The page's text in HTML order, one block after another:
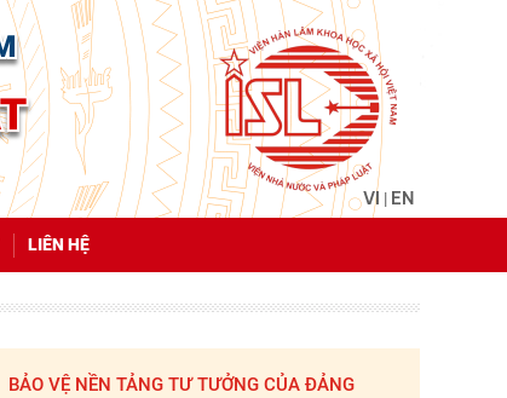
VI | EN
LIÊN HỆ
BẢO VỆ NỀN TẢNG TƯ TƯỞNG CỦA ĐẢNG